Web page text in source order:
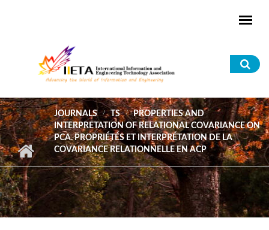
JOURNALS TS
PROPERTIES AND
INTERPRETATION OF RELATIONAL COVARIANCE ON
PCA. PROPRIÉTÉS ET INTERPRÉTATION DE LA
COVARIANCE RELATIONNELLE EN ACP